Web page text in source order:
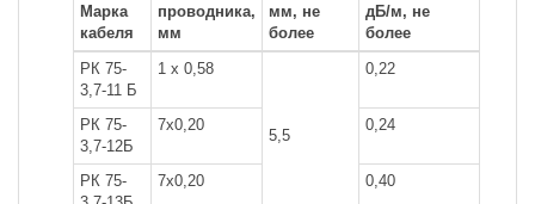
Марка
кабеля
проводника,
мм
мм, не
более
дБ/м, не
более
РК 75-
3,7-11 Б
1 х 0,58
5,5
0,22
РК 75-
3,7-12Б
7x0,20 0,24
РК 75-
7x0,20 0,40